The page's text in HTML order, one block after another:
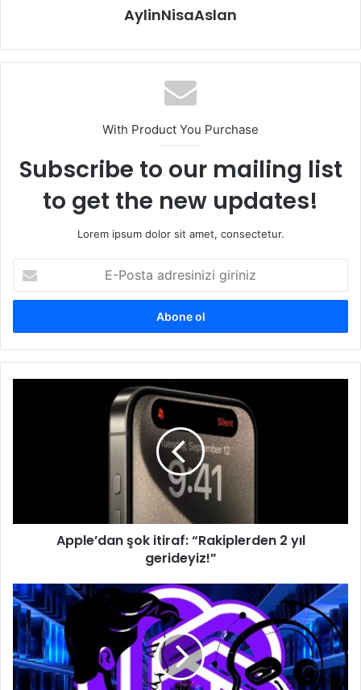
AylinNisaAslan
With Product You Purchase
Subscribe to our mailing list
to get the new updates!
Lorem ipsum dolor sit amet, consectetur.
Posta
adresinizi
Apple’dan şok itiraf: “Rakiplerden 2 yıl
gerideyiz!”
Eski
OpenAI
yöneticisi,
şirkete
rakip
olmaya